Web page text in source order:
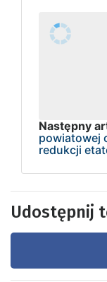
Następny
powiatowej
redukcji
Udostępnij